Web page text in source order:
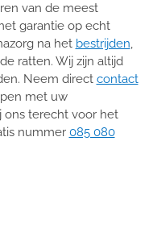
van de meest
garantie op echt
na het bestrijden,
ratten. Wij zijn altijd
Neem direct contact
met uw
ons terecht voor het
nummer 085 080